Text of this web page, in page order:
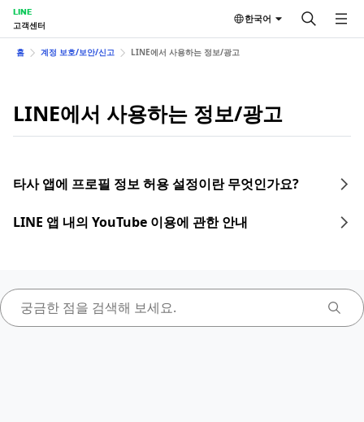
LINE
고객센터
한국어
홈 계정 보호/보안/신고 LINE에서 사용하는 정보/광고
LINE에서 사용하는 정보/광고
타사 앱에 프로필 정보 허용 설정이란 무엇인가요?
LINE 앱 내의 YouTube 이용에 관한 안내